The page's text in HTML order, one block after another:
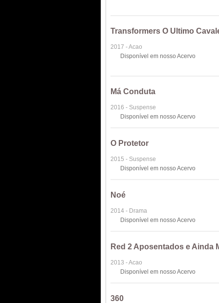
Transformers O Ultimo
2017 - Acao
Disponível em nosso Acervo
Má Conduta
2016 - Suspense
Disponível em nosso Acervo
O Protetor
2015 - Suspense
Disponível em nosso Acervo
Noé
2014 - Drama
Disponível em nosso Acervo
Red 2 Aposentados e Ainda
2013 - Acao
Disponível em nosso Acervo
360